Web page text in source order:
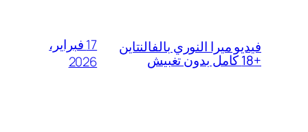
فيديو ميرا النوري بالفالنتاين
+18 كامل بدون تغبيش
17 فبراير،
2026